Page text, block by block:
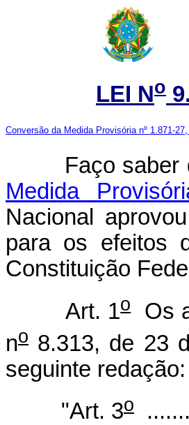
LEI No
Conversão da Medida Provisória nº 1.871-
Faço saber
Medida
Nacional
para os efeitos
Constituição
Art. 1oOs
no 8.313, de 23
seguinte redação:
"Art. 3o